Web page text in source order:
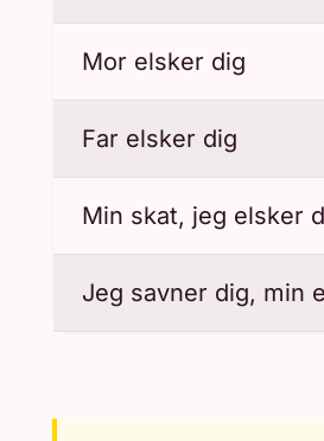
Mor elsker dig
Far elsker dig
Min skat, jeg elsker
Jeg savner dig, min